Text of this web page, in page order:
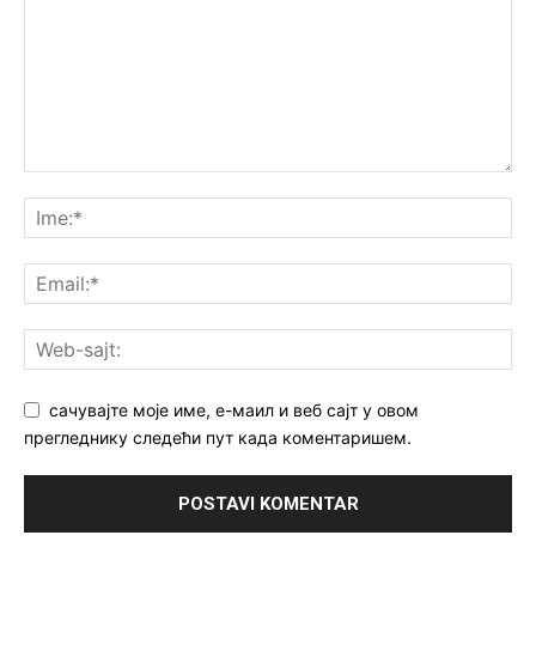
сачувајте моје име, е-маил и веб сајт у овом
прегледнику следећи пут када коментаришем.